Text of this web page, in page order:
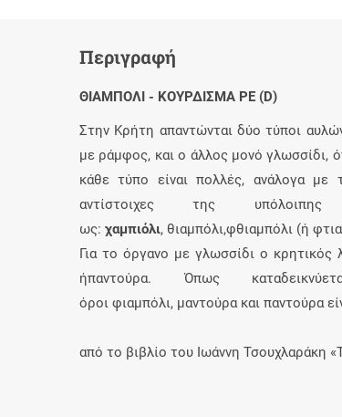
Περιγραφή
ΘΙΑΜΠΟΛΙ - ΚΟΥΡΔΙΣΜΑ ΡΕ (D)
Στην Kρήτη απαντώνται δύο τύποι
με ράμφος, και ο άλλος μονό γλωσσίδι,
κάθε τύπο είναι πολλές, ανάλογα με
αντίστοιχες της
ως: χαμπιόλι, θιαμπόλι,φθιαμπόλι (ή
Για το όργανο με γλωσσίδι ο κρητικός
ήπαντούρα. Όπως
όροι φιαμπόλι, μαντούρακαι παντούρα
από το βιβλίο του Ιωάννη